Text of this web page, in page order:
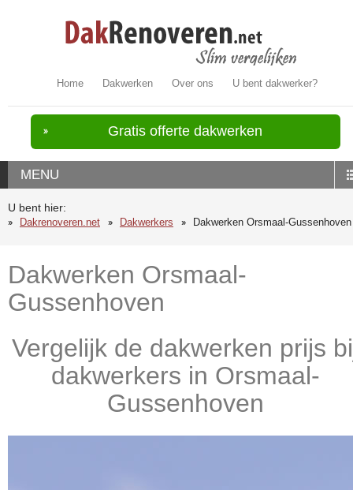
Home Dakwerken Over ons U bent dakwerker?
Gratis offerte dakwerken
MENU
U bent hier:
Dakrenoveren.net
Dakwerkers Dakwerken Orsmaal-Gussenhoven
Dakwerken Orsmaal-
Gussenhoven
Vergelijk de dakwerken prijs
dakwerkers in Orsmaal-
Gussenhoven